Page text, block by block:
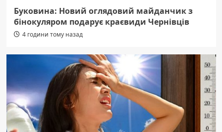
Буковина: Новий оглядовий майданчик з
бінокуляром подарує краєвиди Чернівців
4 години тому назад